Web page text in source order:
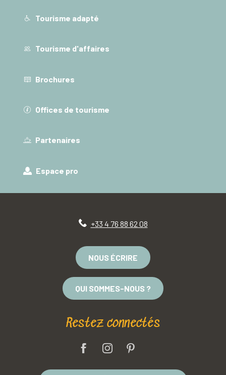
Tourisme adapté
Tourisme d'affaires
Brochures
Offices de tourisme
Partenaires
Espace pro
+33 4 76 88 62 08
NOUS ÉCRIRE
QUI SOMMES-NOUS ?
Restez connectés